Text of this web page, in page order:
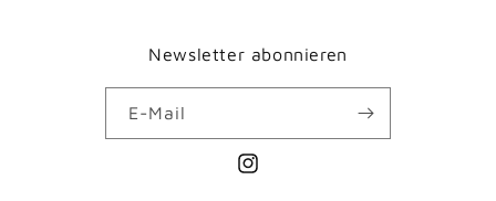
Newsletter abonnieren
E-Mail
Instagram